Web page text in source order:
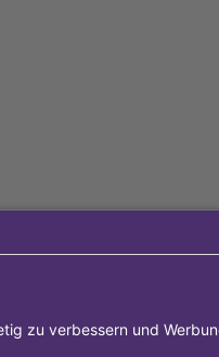
bietet als Weiterentwicklung
eingreift. Sie wird wie eine